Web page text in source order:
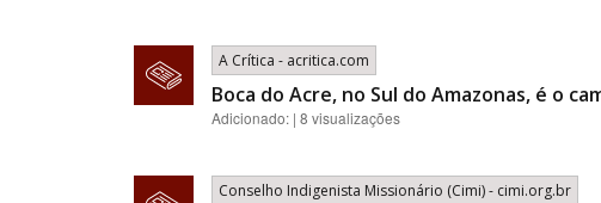
A Crítica - acritica.com
Boca do Acre, no Sul do Amazonas, é o
Adicionado: | 8 visualizações
Conselho Indigenista Missionário (Cimi) - cimi.org.br